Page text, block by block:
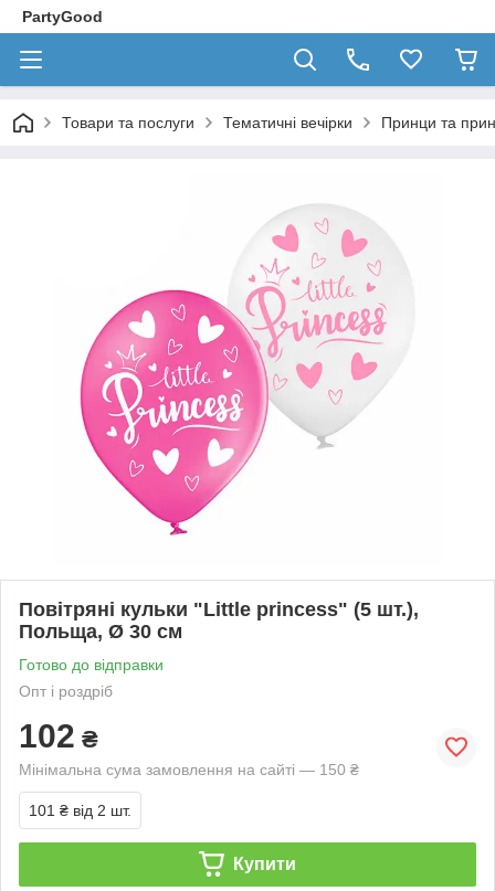
PartyGood
Товари та послуги Тематичні вечірки Принци та
Повітряні кульки "Little princess" (5 шт.),
Польща, Ø 30 см
Готово до відправки
Опт і роздріб
102 ₴
Мінімальна сума замовлення на сайті — 150 ₴
101 ₴ від 2 шт.
Купити